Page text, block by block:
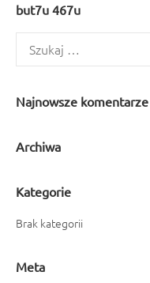
but7u 467u
Najnowsze komentarze
Archiwa
Kategorie
Brak kategorii
Meta